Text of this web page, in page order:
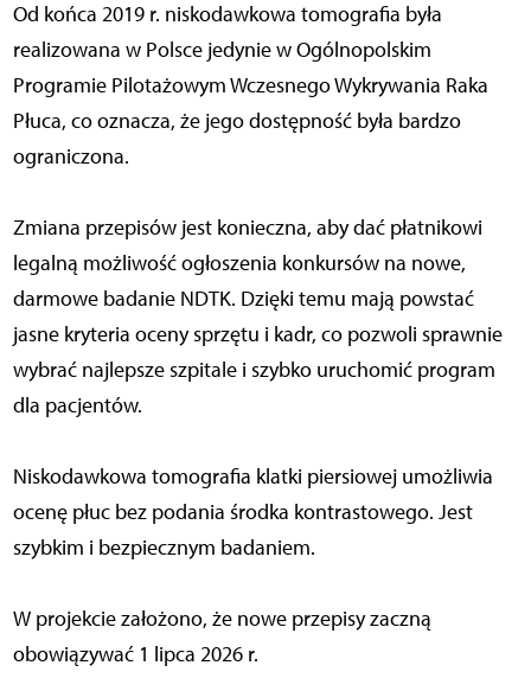
Od końca 2019 r. niskodawkowa tomografia była
realizowana w Polsce jedynie w Ogólnopolskim
Programie Pilotażowym Wczesnego Wykrywania Raka
Płuca, co oznacza, że jego dostępność była bardzo
ograniczona.
Zmiana przepisów jest konieczna, aby dać płatnikowi
legalną możliwość ogłoszenia konkursów na nowe,
darmowe badanie NDTK. Dzięki temu mają powstać
jasne kryteria oceny sprzętu i kadr, co pozwoli sprawnie
wybrać najlepsze szpitale i szybko uruchomić program
dla pacjentów.
Niskodawkowa tomografia klatki piersiowej umożliwia
ocenę płuc bez podania środka kontrastowego. Jest
szybkim i bezpiecznym badaniem.
W projekcie założono, że nowe przepisy zaczną
obowiązywać 1 lipca 2026 r.